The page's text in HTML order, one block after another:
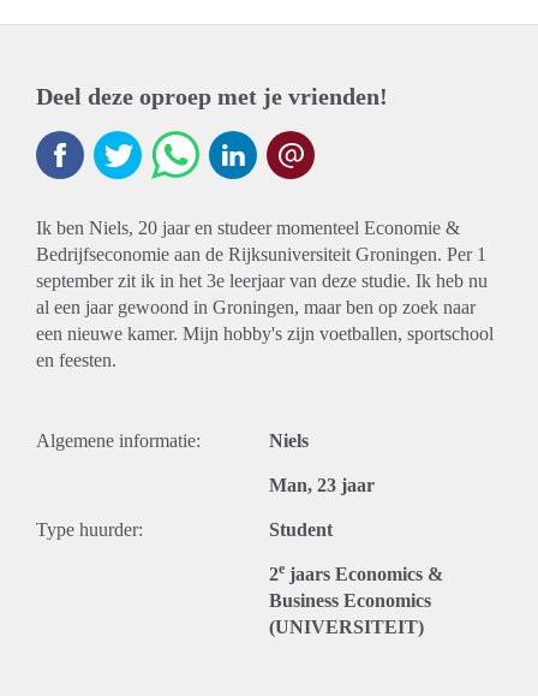
Deel deze oproep met je vrienden!
Ik ben Niels, 20 jaar en studeer momenteel Economie &
Bedrijfseconomie aan de Rijksuniversiteit Groningen. Per 1
september zit ik in het 3e leerjaar van deze studie. Ik heb nu
al een jaar gewoond in Groningen, maar ben op zoek naar
een nieuwe kamer. Mijn hobby's zijn voetballen, sportschool
en feesten.
Algemene informatie: Niels
Man, 23 jaar
Type huurder: Student
2e jaars Economics &
Business Economics
(UNIVERSITEIT)